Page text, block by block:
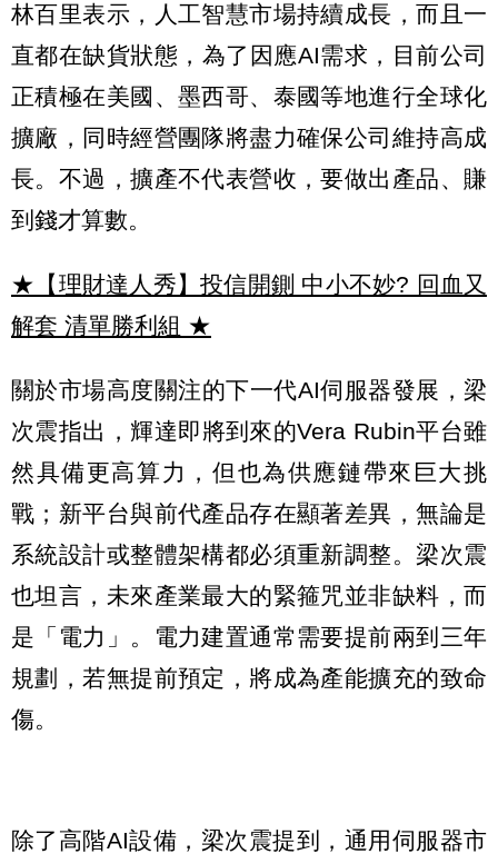
林百里表示，人工智慧市場持續成長，而且一
直都在缺貨狀態，為了因應AI需求，目前公司
正積極在美國、墨西哥、泰國等地進行全球化
擴廠，同時經營團隊將盡力確保公司維持高成
長。不過，擴產不代表營收，要做出產品、賺
到錢才算數。
★【理財達人秀】投信開鍘 中小不妙? 回血又
解套 清單勝利組 ★
關於市場高度關注的下一代AI伺服器發展，梁
次震指出，輝達即將到來的Vera Rubin平台雖
然具備更高算力，但也為供應鏈帶來巨大挑
戰；新平台與前代產品存在顯著差異，無論是
系統設計或整體架構都必須重新調整。梁次震
也坦言，未來產業最大的緊箍咒並非缺料，而
是「電力」。電力建置通常需要提前兩到三年
規劃，若無提前預定，將成為產能擴充的致命
傷。
除了高階AI設備，梁次震提到，通用伺服器市